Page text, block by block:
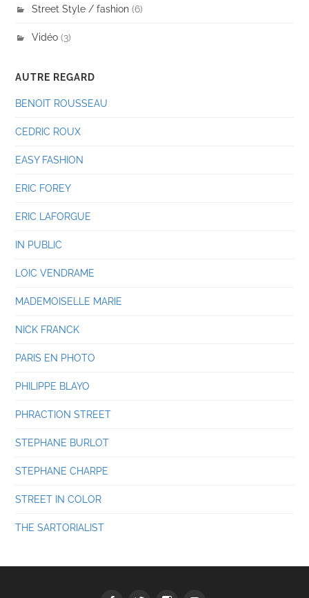
Street Style / fashion (6)
Vidéo (3)
AUTRE REGARD
BENOIT ROUSSEAU
CEDRIC ROUX
EASY FASHION
ERIC FOREY
ERIC LAFORGUE
IN PUBLIC
LOIC VENDRAME
MADEMOISELLE MARIE
NICK FRANCK
PARIS EN PHOTO
PHILIPPE BLAYO
PHRACTION STREET
STEPHANE BURLOT
STEPHANE CHARPE
STREET IN COLOR
THE SARTORIALIST
FacebookTwitter Instagram